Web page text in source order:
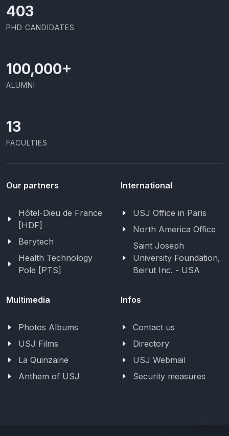
426
PHD CANDIDATES
100,000+
ALUMNI
13
FACULTIES
Our partners
Hôtel-Dieu de France
[HDF]
Berytech
Health Technology
Pole [PTS]
International
USJ Office in Paris
North America Office
Saint Joseph
University Foundation,
Beirut Inc. - USA
Multimedia
Photos Albums
USJ Films
La Quinzaine
Anthem of USJ
Infos
Contact us
Directory
USJ Webmail
Security measures